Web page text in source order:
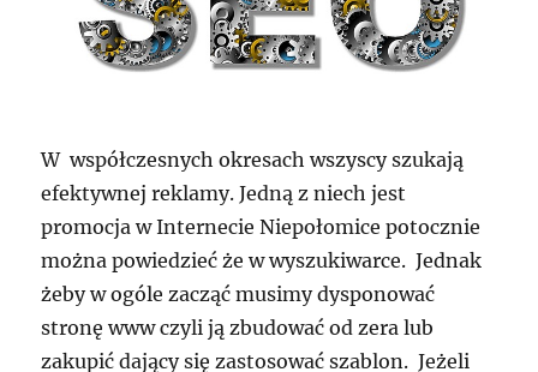
W współczesnych okresach wszyscy szukają
efektywnej reklamy. Jedną z niech jest
promocja w Internecie Niepołomice potocznie
można powiedzieć że w wyszukiwarce. Jednak
żeby w ogóle zacząć musimy dysponować
stronę www czyli ją zbudować od zera lub
zakupić dający się zastosować szablon. Jeżeli